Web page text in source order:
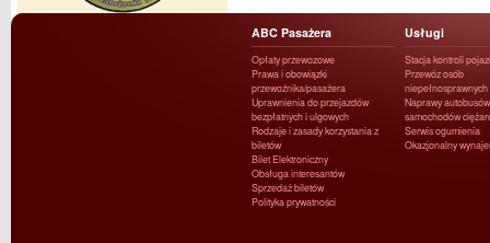
ABC Pasażera
Opłaty przewozowe
Prawa i obowiązki
przewoźnika/pasażera
Uprawnienia do przejazdów
bezpłatnych i ulgowych
Rodzaje i zasady korzystania z
biletów
Bilet Elektroniczny
Obsługa interesantów
Sprzedaż biletów
Polityka prywatności
Usługi
Stacja kontroli
Przewóz osób
niepełnosprawnych
Naprawy
samochodów
Serwis ogumienia
Okazjonalny